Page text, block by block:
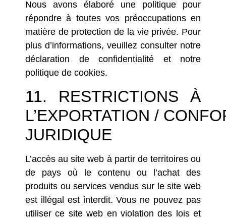
Nous avons élaboré une politique pour
répondre à toutes vos préoccupations en
matière de protection de la vie privée. Pour
plus d’informations, veuillez consulter notre
déclaration de confidentialité et notre
politique de cookies.
11. RESTRICTIONS À
L’EXPORTATION /
JURIDIQUE
L’accès au site web à partir de territoires ou
de pays où le contenu ou l’achat des
produits ou services vendus sur le site web
est illégal est interdit. Vous ne pouvez pas
utiliser ce site web en violation des lois et